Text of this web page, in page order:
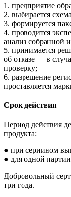
1. предприятие
2. выбирается
3. формируется
4. проводится
анализ собранной
5. принимается
об отказе — в
проверку;
6. разрешение
проставляется
Срок действия
Период действия
продукта:
● при серийном
● для одной
Добровольный
три года.